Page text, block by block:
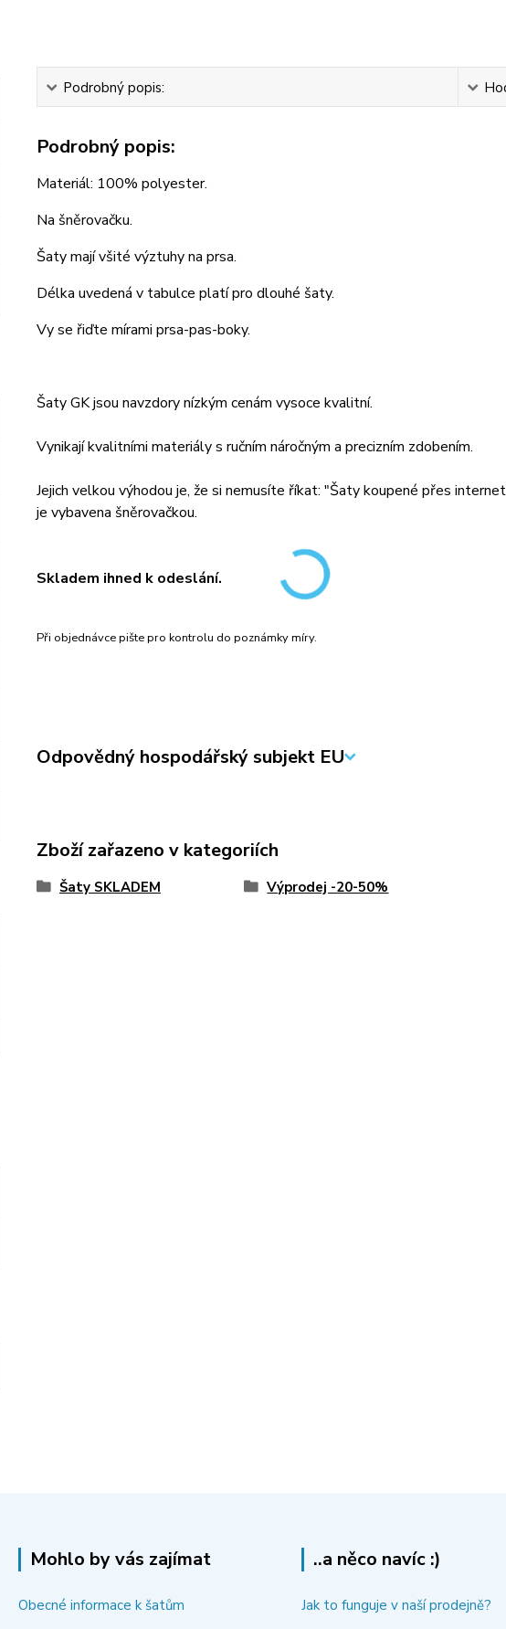
Podrobný popis:
Podrobný popis:
Materiál: 100% polyester.
Na šněrovačku.
Šaty mají všité výztuhy na prsa.
Délka uvedená v tabulce platí pro dlouhé šaty.
Vy se řiďte mírami prsa-pas-boky.
Šaty GK jsou navzdory nízkým cenám vysoce kvalitní.
Vynikají kvalitními materiály s ručním náročným a precizním zdobením.
Jejich velkou výhodou je, že si nemusíte říkat: "Šaty koupené přes
je vybavena šněrovačkou.
Skladem ihned k odeslání.
Při objednávce pište pro kontrolu do poznámky míry.
Odpovědný hospodářský subjekt EU
Zboží zařazeno v kategoriích
Šaty SKLADEM Výprodej -20-50%
Mohlo by vás zajímat
Obecné informace k šatům
..a něco navíc :)
Jak to funguje v naší prodejně?